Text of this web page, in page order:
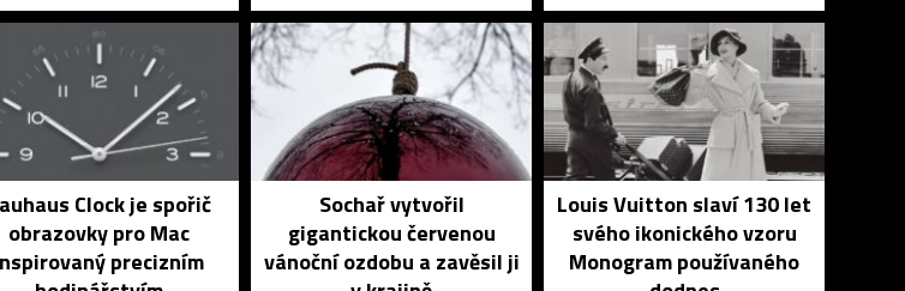
Clock je spořič
obrazovky pro Mac
precizním
Sochař vytvořil
gigantickou červenou
vánoční ozdobu a zavěsil ji
Louis Vuitton slaví 130 let
svého ikonického vzoru
Monogram používaného